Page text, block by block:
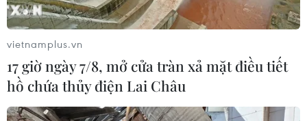
Lịch thi đấu ASEAN Cup 2026 ngày
7/8: Việt Nam hướng đến ngôi đầu
07/08/2026 00:07
Hà Nội lần đầu tổ chức
vietnamplus.vn
17 giờ ngày 7/8, mở cửa tràn xả mặt điều tiết
hồ chứa thủy điện Lai Châu